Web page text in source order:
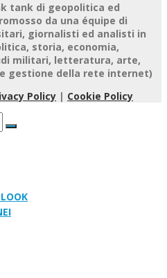
tank di geopolitica ed
da una équipe di
giornalisti ed analisti in
storia, economia,
militari, letteratura, arte,
gestione della rete internet)
Policy | Cookie Policy